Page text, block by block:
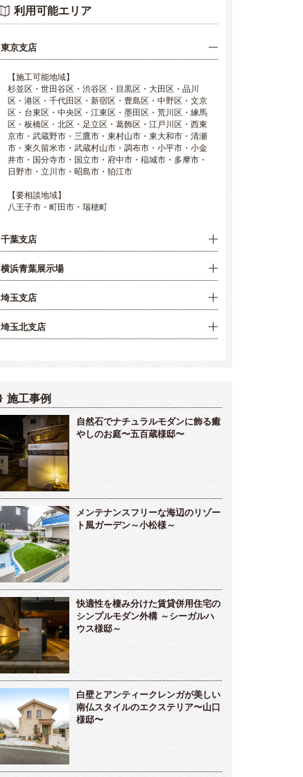
利用可能エリア
東京支店
【施工可能地域】
杉並区・世田谷区・渋谷区・目黒区・大田区・品川
区・港区・千代田区・新宿区・豊島区・中野区・文京
区・台東区・中央区・江東区・墨田区・荒川区・練馬
区・板橋区・北区・足立区・葛飾区・江戸川区・西東
京市・武蔵野市・三鷹市・東村山市・東大和市・清瀬
市・東久留米市・武蔵村山市・調布市・小平市・小金
井市・国分寺市・国立市・府中市・稲城市・多摩市・
日野市・立川市・昭島市・狛江市
【要相談地域】
八王子市・町田市・瑞穂町
千葉支店
横浜青葉展示場
埼玉支店
埼玉北支店
施工事例
自然石でナチュラルモダンに飾る癒
やしのお庭〜五百蔵様邸〜
メンテナンスフリーな海辺のリゾー
ト風ガーデン～小松様～
快適性を棲み分けた賃貸併用住宅の
シンプルモダン外構 ～シーガルハ
ウス様邸～
白壁とアンティークレンガが美しい
南仏スタイルのエクステリア〜山口
様邸〜